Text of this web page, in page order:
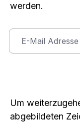
werden.
Um
abgebildeten